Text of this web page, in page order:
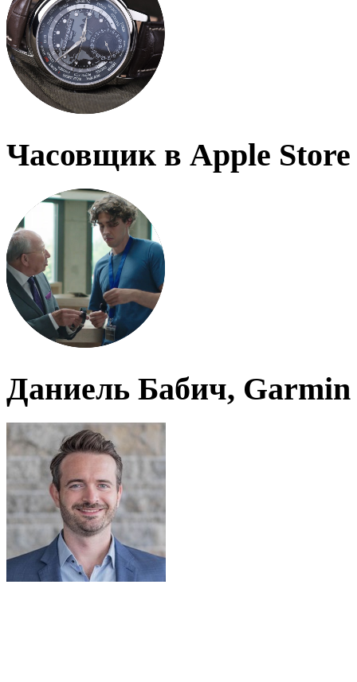
Часовщик в Apple Store
Даниель Бабич, Garmin